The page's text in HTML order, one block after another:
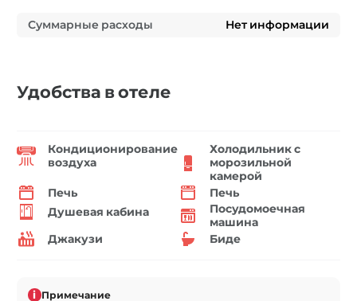
Суммарные расходы Нет информации
Удобства в отеле
Кондиционирование
воздуха
Холодильник с
морозильной
камерой
Печь
Печь
Душевая кабина
Посудомоечная
машина
Джакузи
Биде
i Примечание